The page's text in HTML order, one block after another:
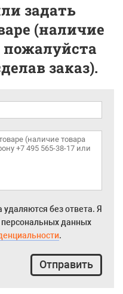
задать
(наличие
пожалуйста
заказ).
без ответа. Я
данных
.
Отправить